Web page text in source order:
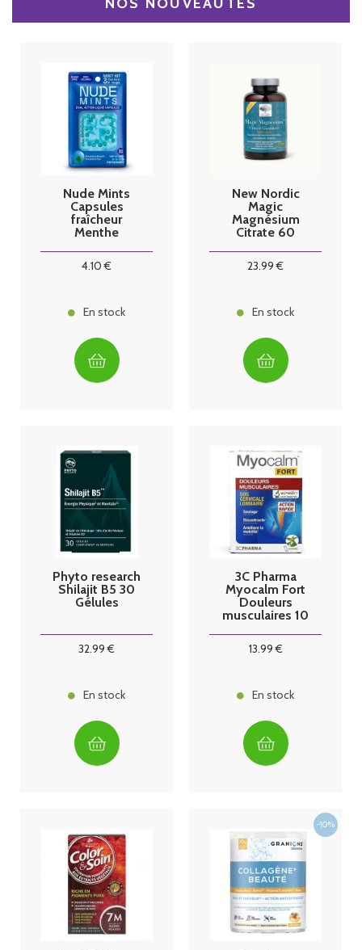
Nude Mints
Capsules
fraîcheur
Menthe
4.10 €
En stock
New Nordic
Magic
Magnésium
Citrate 60
23.99 €
En stock
Phyto research
Shilajit B5 30
Gélules
32.99 €
En stock
3C Pharma
Myocalm Fort
Douleurs
musculaires 10
13.99€
En stock